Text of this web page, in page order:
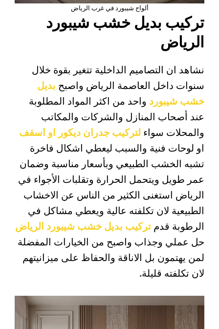
ألواح شيبورد في غرب الرياض
تركيب بديل خشب شيبورد
الرياض
نشاهد ان التصاميم الداخلية تتغير بقوة خلال
سنوات داخل العاصمة الرياض واصبح بديل
خشب شيبورد واحد من اكثر المواد المطلوبة
عند أصحاب المنازل والشركات والمكاتب
والمحلات سواء لتركيب جدران ديكور او اسقف
او لوحات فنية والسبب ليعطي اشكال فاخرة
تشبه الخشب الطبيعي وبأسعار مناسبة وضمان
عمر طويل ويتحمل الحرارة وتقلبات الأجواء في
الرياض استغنى الكثير من الناس عن الاخشاب
الطبيعية لان تكلفته عالية ويعطي مشاكل في
الرطوبة قدم تركيب بديل خشب شيبورد الرياض
حل عملي وجذاب واصبح من الخيارات المفضلة
لمن يهتمون بل الاناقة والحفاظ على ميزانيتهم
لان تكلفته قليلة.